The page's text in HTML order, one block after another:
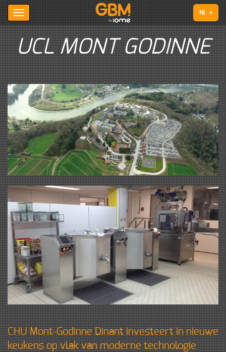
Nl
UCL MONT GODINNE
CHU Mont-Godinne Dinant investeert in nieuwe
keukens op vlak van moderne technologie